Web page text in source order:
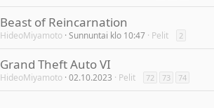
Beast of Reincarnation
HideoMiyamoto Sunnuntai klo 10:47 Pelit 2
Grand Theft Auto VI
HideoMiyamoto 02.10.2023 Pelit 72 73 74